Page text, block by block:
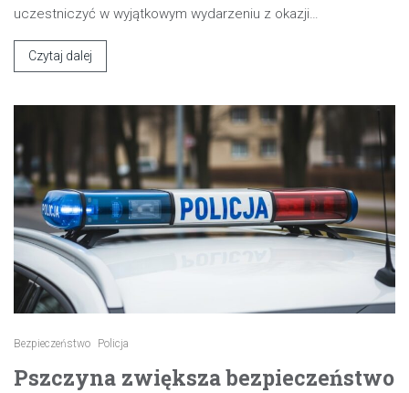
uczestniczyć w wyjątkowym wydarzeniu z okazji…
Czytaj dalej
Bezpieczeństwo Policja
Pszczyna zwiększa bezpieczeństwo